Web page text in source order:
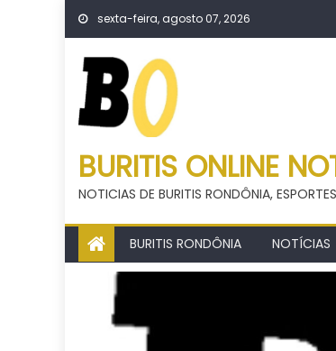
Skip
content
sexta-feira, agosto 07, 2026
BURITIS ONLINE
NOTICIAS DE BURITIS RONDÔNIA,
BURITIS RONDÔNIA NOTÍCIAS